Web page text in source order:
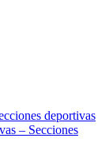
deportivas
– Secciones